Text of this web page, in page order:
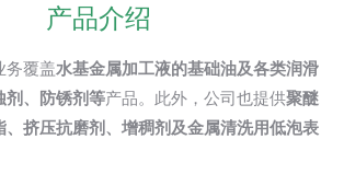
产品介绍
务覆盖水基金属加工液的基础油及各类润滑
剂、防锈剂等产品。此外，公司也提供聚醚
、挤压抗磨剂、增稠剂及金属清洗用低泡表